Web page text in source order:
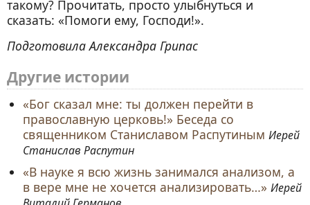
такому? Прочитать, просто улыбнуться и
сказать: «Помоги ему, Господи!».
Подготовила Александра Грипас
Другие истории
«Бог сказал мне: ты должен перейти в
православную церковь!» Беседа со
священником Станиславом Распутиным Иерей
Станислав Распутин
«В науке я всю жизнь занимался анализом, а
в вере мне не хочется анализировать…» Иерей